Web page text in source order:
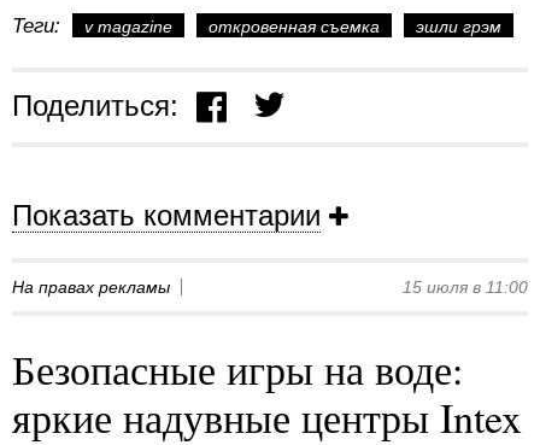
Теги: v magazine откровенная съемка эшли грэм
Поделиться:
Показать комментарии
На правах рекламы 15 июля в 11:00
Безопасные игры на воде:
яркие надувные центры Intex